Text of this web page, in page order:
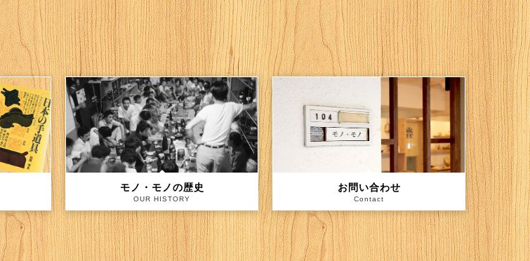
モノ・モノの歴史
OUR HISTORY
お問い合わせ
Contact